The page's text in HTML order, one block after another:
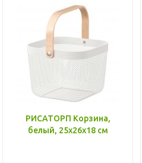
РИСАТОРП Корзина,
белый, 25x26x18 см